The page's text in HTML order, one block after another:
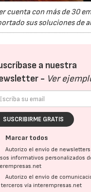
cuenta con más de 30
sus soluciones de
a nuestra
- Ver
SUSCRIBIRME GRATIS
Marcar todos
Autorizo el envío de
informativos personalizados
Autorizo el envío de
terceros vía interempresas.net